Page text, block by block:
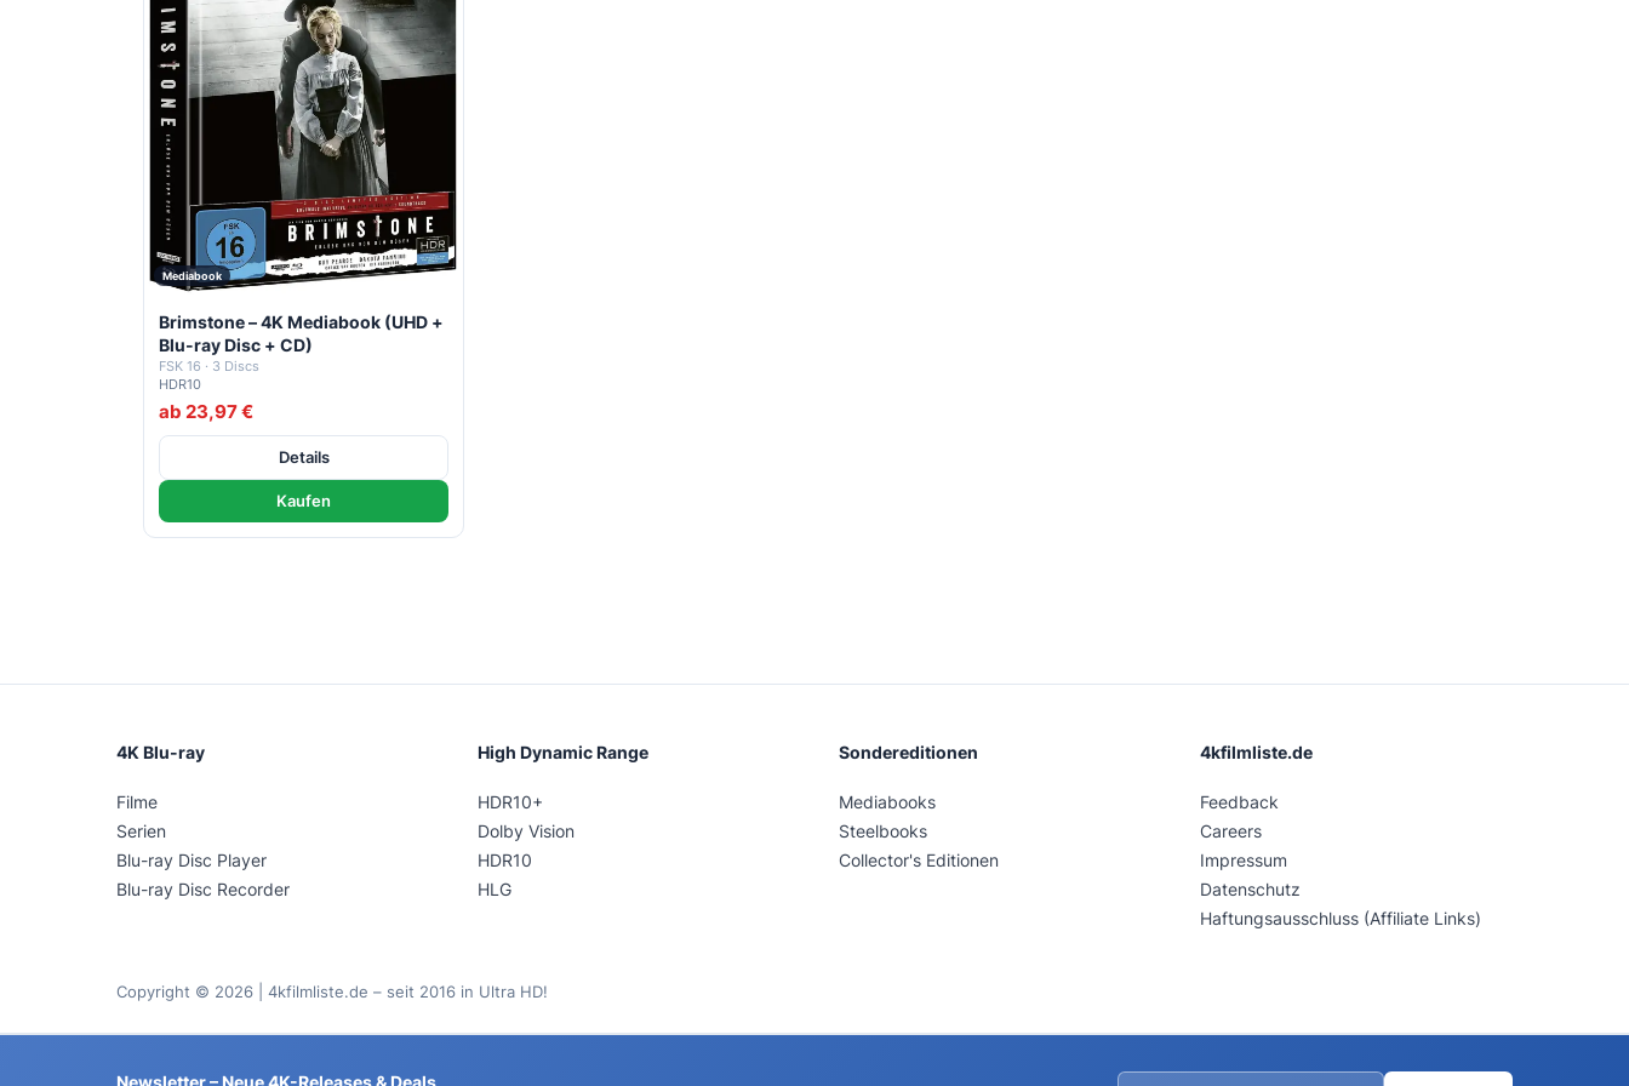
Mediabook
Brimstone – 4K Mediabook (UHD +
Blu-ray Disc + CD)
FSK 16 · 3 Discs
HDR10
ab 23,97 €
Details
Kaufen
4K Blu-ray
Filme
Serien
Blu-ray Disc Player
Blu-ray Disc Recorder
High Dynamic Range
HDR10+
Dolby Vision
HDR10
HLG
Sondereditionen
Mediabooks
Steelbooks
Collector's Editionen
4kfilmliste.de
Feedback
Careers
Impressum
Datenschutz
Haftungsausschluss (Affiliate Links)
Copyright © 2026 | 4kfilmliste.de – seit 2016 in Ultra HD!